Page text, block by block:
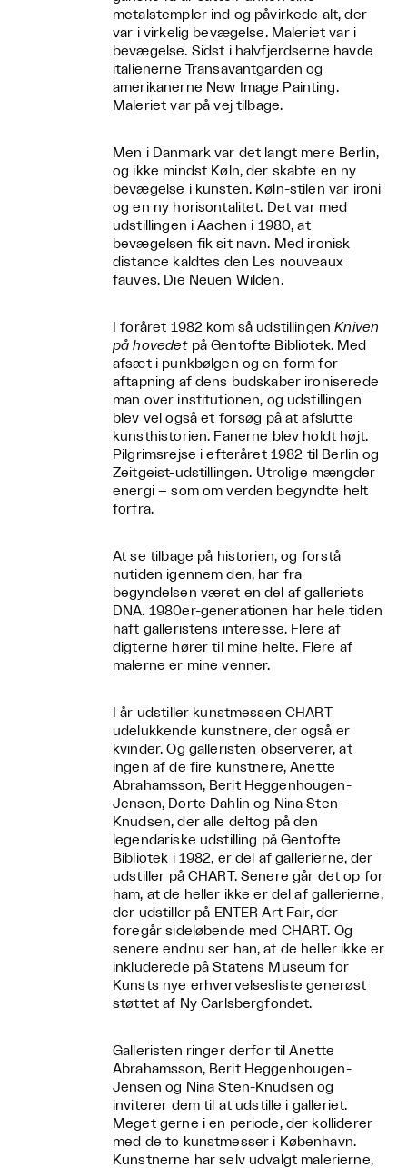
metalstempler ind og påvirkede alt, der
var i virkelig bevægelse. Maleriet var i
bevægelse. Sidst i halvfjerdserne havde
italienerne Transavantgarden og
amerikanerne New Image Painting.
Maleriet var på vej tilbage.
Men i Danmark var det langt mere Berlin,
og ikke mindst Køln, der skabte en ny
bevægelse i kunsten. Køln-stilen var ironi
og en ny horisontalitet. Det var med
udstillingen i Aachen i 1980, at
bevægelsen fik sit navn. Med ironisk
distance kaldtes den Les nouveaux
fauves. Die Neuen Wilden.
I foråret 1982 kom så udstillingenKniven
på hovedetpå Gentofte Bibliotek. Med
afsæt i punkbølgen og en form for
aftapning af dens budskaber ironiserede
man over institutionen, og udstillingen
blev vel også et forsøg på at afslutte
kunsthistorien. Fanerne blev holdt højt.
Pilgrimsrejse i efteråret 1982 til Berlin og
Zeitgeist-udstillingen. Utrolige mængder
energi – som om verden begyndte helt
forfra.
At se tilbage på historien, og forstå
nutiden igennem den, har fra
begyndelsen været en del af galleriets
DNA. 1980er-generationen har hele tiden
haft galleristens interesse. Flere af
digterne hører til mine helte. Flere af
malerne er mine venner.
I år udstiller kunstmessen CHART
udelukkende kunstnere, der også er
kvinder. Og galleristen observerer, at
ingen af de fire kunstnere, Anette
Abrahamsson, Berit Heggenhougen-
Jensen, Dorte Dahlin og Nina Sten-
Knudsen, der alle deltog på den
legendariske udstilling på Gentofte
Bibliotek i 1982, er del af gallerierne, der
udstiller på CHART. Senere går det op for
ham, at de heller ikke er del af gallerierne,
der udstiller på ENTER Art Fair, der
foregår sideløbende med CHART. Og
senere endnu ser han, at de heller ikke er
inkluderede på Statens Museum for
Kunsts nye erhvervelsesliste generøst
støttet af Ny Carlsbergfondet.
Galleristen ringer derfor til Anette
Abrahamsson, Berit Heggenhougen-
Jensen og Nina Sten-Knudsen og
inviterer dem til at udstille i galleriet.
Meget gerne i en periode, der kolliderer
med de to kunstmesser i København.
Kunstnerne har selv udvalgt malerierne,